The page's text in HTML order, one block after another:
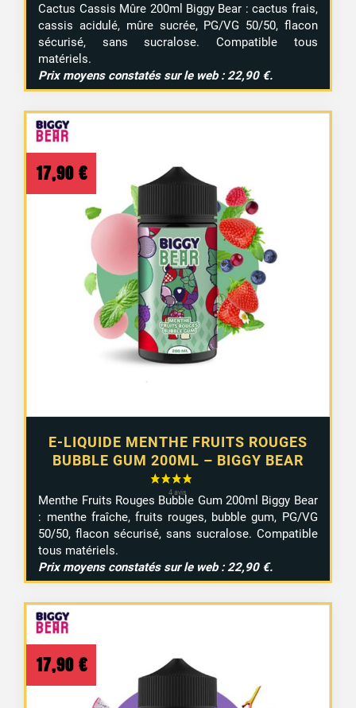
Cactus Cassis Mûre 200ml Biggy Bear :cactus frais,
cassisacidulé, mûre sucrée, PG/VG 50/50, flacon
sécurisé, sanssucralose. Compatible tous
matériels.
Prix moyens constatés surle web :22,90 €.
E-LIQUIDE MENTHE FRUITS ROUGES
BUBBLE GUM 200ML – BIGGY BEAR
17,90 €
Menthe Fruits Rouges Bubble Gum 200ml Biggy Bear
: menthe fraîche, fruits rouges, bubblegum, PG/VG
50/50,flaconsécurisé, sans sucralose. Compatible
tous matériels.
Prix moyens constatés surle web :22,90 €.
17,90 €